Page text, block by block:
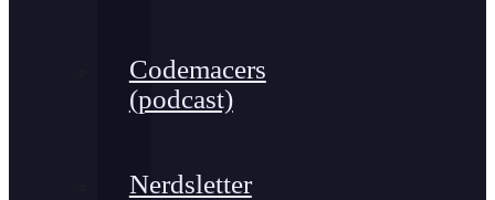
Codemacers
(podcast)
Nerdsletter